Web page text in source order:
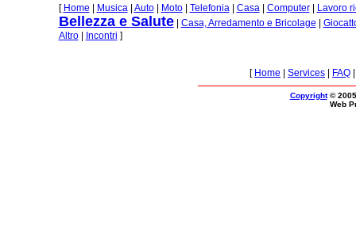
[ Home Musica| Auto| Moto| Telefonia| Casa| Computer| Lavoro
Bellezza e Salute| Casa, Arredamento e Bricolage
Altro| Incontri ]
[ Home Services FAQ
Copyright©
Web